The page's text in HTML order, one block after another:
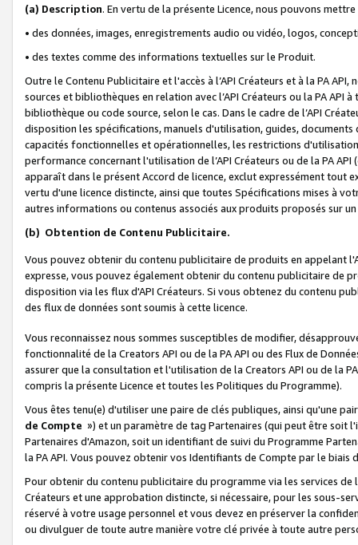
(a) Description. En vertu de la présente Licence, nous pouvons
• des données, images, enregistrements audio ou vidéo, logos,
• des textes comme des informations textuelles sur le Produit.
Outre le Contenu Publicitaire et l'accès à l’API Créateurs et à la PA
sources et bibliothèques en relation avec l’API Créateurs ou la PA
bibliothèque ou code source, selon le cas. Dans le cadre de l’API
disposition les spécifications, manuels d'utilisation, guides,
capacités fonctionnelles et opérationnelles, les restrictions
performance concernant l'utilisation de l’API Créateurs ou de la PA
apparaît dans le présent Accord de licence, exclut expressément tout
vertu d'une licence distincte, ainsi que toutes Spécifications mises à
autres informations ou contenus associés aux produits proposés sur
(b) Obtention de Contenu Publicitaire.
Vous pouvez obtenir du contenu publicitaire de produits en appelant
expresse, vous pouvez également obtenir du contenu publicitaire de
disposition via les flux d'API Créateurs. Si vous obtenez du contenu
des flux de données sont soumis à cette licence.
Vous reconnaissez nous sommes susceptibles de modifier,
fonctionnalité de la Creators API ou de la PA API ou des Flux de
assurer que la consultation et l'utilisation de la Creators API ou de la
compris la présente Licence et toutes les Politiques du Programme).
Vous êtes tenu(e) d'utiliser une paire de clés publiques, ainsi qu'une
de Compte ») et un paramètre de tag Partenaires (qui peut être soit
Partenaires d'Amazon, soit un identifiant de suivi du Programme
la PA API. Vous pouvez obtenir vos Identifiants de Compte par le biais
Pour obtenir du contenu publicitaire du programme via les services
Créateurs et une approbation distincte, si nécessaire, pour les sous-
réservé à votre usage personnel et vous devez en préserver la
ou divulguer de toute autre manière votre clé privée à toute autre